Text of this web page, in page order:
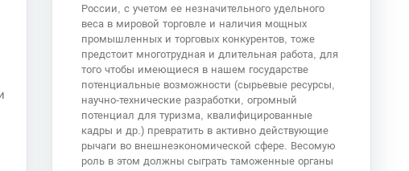
России, с учетом ее незначительного удельного
веса в мировой торговле и наличия мощных
промышленных и торговых конкурентов, тоже
предстоит многотрудная и длительная работа, для
того чтобы имеющиеся в нашем государстве
потенциальные возможности (сырьевые ресурсы,
научно-технические разработки, огромный
потенциал для туризма, квалифицированные
кадры и др.) превратить в активно действующие
рычаги во внешнеэкономической сфере. Весомую
роль в этом должны сыграть таможенные органы